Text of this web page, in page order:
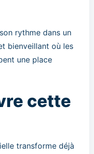
rythme dans un
bienveillant où les
une place
cette
transforme déjà